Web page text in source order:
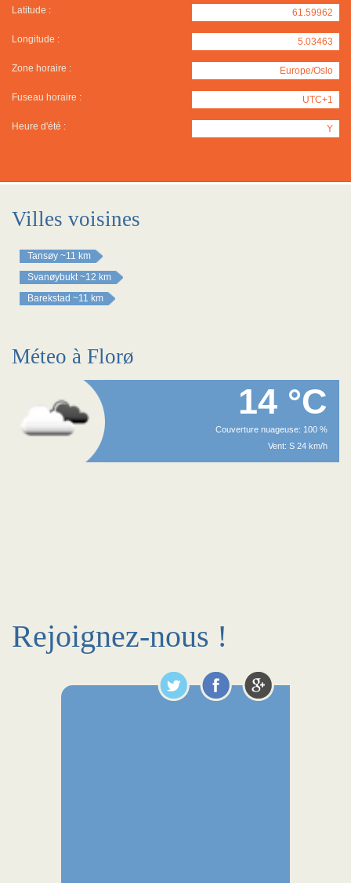
Latitude : 61.59962
Longitude : 5.03463
Zone horaire : Europe/Oslo
Fuseau horaire : UTC+1
Heure d'été : Y
Villes voisines
Tansøy ~11 km
Svanøybukt ~12 km
Barekstad ~11 km
Méteo à Florø
14 °C
Couverture nuageuse: 100 %
Vent: S 24 km/h
Rejoignez-nous !